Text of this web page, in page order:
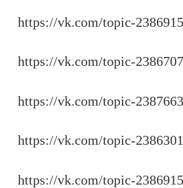
https://vk.com/topic-
https://vk.com/topic-
https://vk.com/topic-
https://vk.com/topic-
https://vk.com/topic-